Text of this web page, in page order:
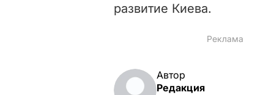
развитие Киева.
Автор
Редакция